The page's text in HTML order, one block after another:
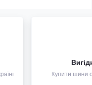
Купити шини